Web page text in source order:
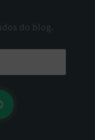
do blog.